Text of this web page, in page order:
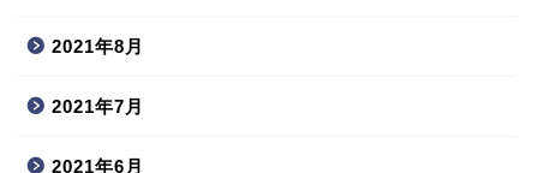
2021年8月
2021年7月
2021年6月